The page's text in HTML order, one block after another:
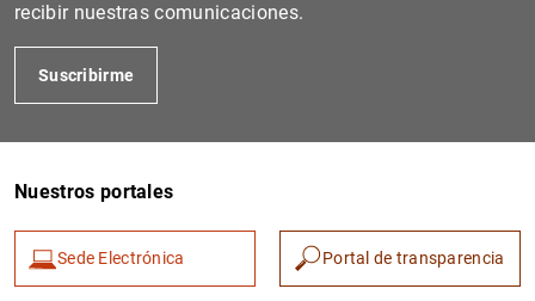
1 2
recibir nuestras comunicaciones.
Suscribirme
Nuestros portales
Sede Electrónica Portal de transparencia